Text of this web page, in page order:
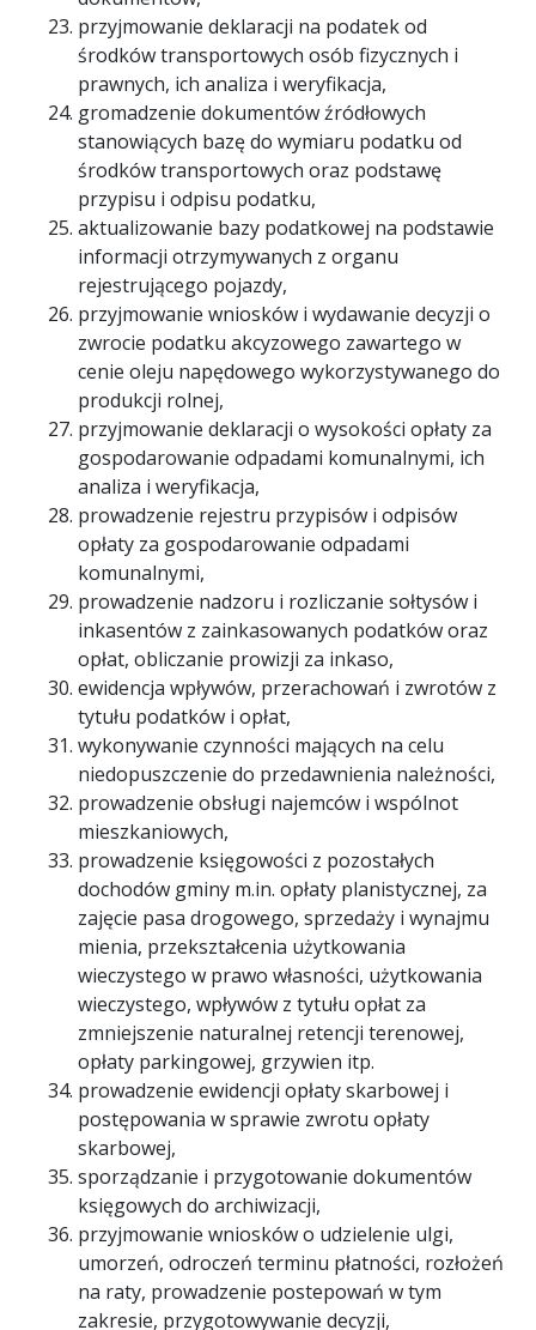
przyjmowanie deklaracji na podatek od
środków transportowych osób fizycznych i
prawnych, ich analiza i weryfikacja,
gromadzenie dokumentów źródłowych
stanowiących bazę do wymiaru podatku od
środków transportowych oraz podstawę
przypisu i odpisu podatku,
aktualizowanie bazy podatkowej na podstawie
informacji otrzymywanych z organu
rejestrującego pojazdy,
przyjmowanie wniosków i wydawanie decyzji o
zwrocie podatku akcyzowego zawartego w
cenie oleju napędowego wykorzystywanego do
produkcji rolnej,
przyjmowanie deklaracji o wysokości opłaty za
gospodarowanie odpadami komunalnymi, ich
analiza i weryfikacja,
prowadzenie rejestru przypisów i odpisów
opłaty za gospodarowanie odpadami
komunalnymi,
prowadzenie nadzoru i rozliczanie sołtysów i
inkasentów z zainkasowanych podatków oraz
opłat, obliczanie prowizji za inkaso,
ewidencja wpływów, przerachowań i zwrotów z
tytułu podatków i opłat,
wykonywanie czynności mających na celu
niedopuszczenie do przedawnienia należności,
prowadzenie obsługi najemców i wspólnot
mieszkaniowych,
prowadzenie księgowości z pozostałych
dochodów gminy m.in. opłaty planistycznej, za
zajęcie pasa drogowego, sprzedaży i wynajmu
mienia, przekształcenia użytkowania
wieczystego w prawo własności, użytkowania
wieczystego, wpływów z tytułu opłat za
zmniejszenie naturalnej retencji terenowej,
opłaty parkingowej, grzywien itp.
prowadzenie ewidencji opłaty skarbowej i
postępowania w sprawie zwrotu opłaty
skarbowej,
sporządzanie i przygotowanie dokumentów
księgowych do archiwizacji,
przyjmowanie wniosków o udzielenie ulgi,
umorzeń, odroczeń terminu płatności, rozłożeń
na raty, prowadzenie postepowań w tym
zakresie, przygotowywanie decyzji,